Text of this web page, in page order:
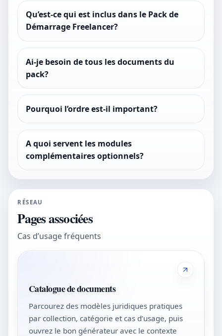
Qu’est-ce qui est inclus dans le Pack de
Démarrage Freelancer?
Ai-je besoin de tous les documents du
pack?
Pourquoi l’ordre est-il important?
A quoi servent les modules
complémentaires optionnels?
RÉSEAU
Pages associées
Cas d’usage fréquents
Catalogue de documents
Parcourez des modèles juridiques pratiques
par collection, catégorie et cas d’usage, puis
ouvrez le bon générateur avec le contexte